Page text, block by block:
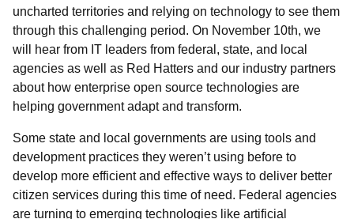
uncharted territories and relying on technology to see them
through this challenging period. On November 10th, we
will hear from IT leaders from federal, state, and local
agencies as well as Red Hatters and our industry partners
about how enterprise open source technologies are
helping government adapt and transform.
Some state and local governments are using tools and
development practices they weren’t using before to
develop more efficient and effective ways to deliver better
citizen services during this time of need. Federal agencies
are turning to emerging technologies like artificial